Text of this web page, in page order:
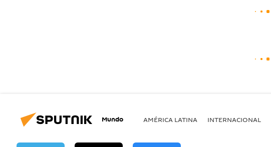
Mundo AMÉRICA LATINA INTERNACIONAL